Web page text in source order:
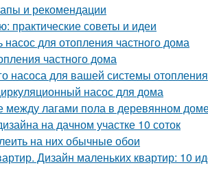
и рекомендации
практические советы и идеи
для отопления частного дома
частного дома
насоса для вашей системы отопления
насос для дома
между лагами пола в деревянном
на дачном участке 10 соток
на них обычные обои
Дизайн маленьких квартир: 10